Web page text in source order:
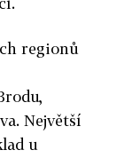
regionů
Největší
u